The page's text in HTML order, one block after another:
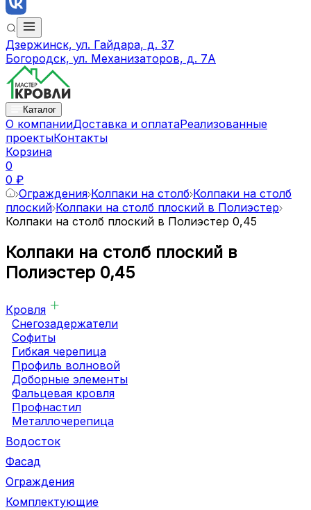
Дзержинск, ул. Гайдара, д. 37
Богородск, ул. Механизаторов, д. 7А
Каталог
О компанииДоставка и оплатаРеализованные
проектыКонтакты
Корзина
0
0 ₽
Ограждения Колпаки на столб Колпаки на столб
плоский Колпаки на столб плоский в Полиэстер
Колпаки на столб плоский в Полиэстер 0,45
Колпаки на столб плоский в
Полиэстер 0,45
Кровля
Снегозадержатели
Софиты
Гибкая черепица
Профиль волновой
Доборные элементы
Фальцевая кровля
Профнастил
Металлочерепица
Водосток
Фасад
Ограждения
Комплектующие